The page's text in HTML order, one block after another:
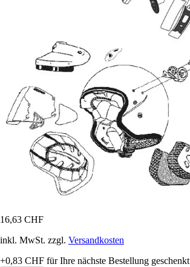
16,63 CHF
inkl. MwSt. zzgl. Versandkosten
+0,83 CHF für Ihre nächste Bestellung geschenkt